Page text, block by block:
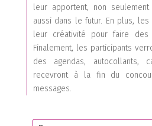
leur apportent, non
aussi dans le futur. En plus,
leur créativité pour faire des
Finalement, les participants
des agendas, autocollants,
recevront à la fin du
messages.